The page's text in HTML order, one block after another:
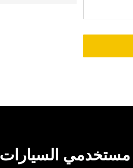
مستخدمي السيارات